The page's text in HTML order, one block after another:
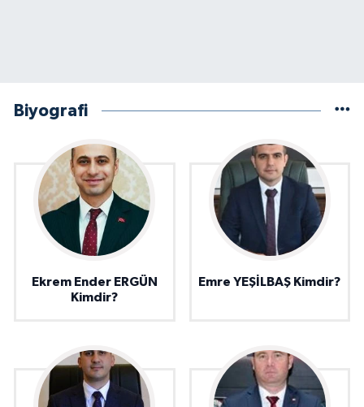
Biyografi
Ekrem Ender ERGÜN
Kimdir?
Emre YEŞİLBAŞ Kimdir?